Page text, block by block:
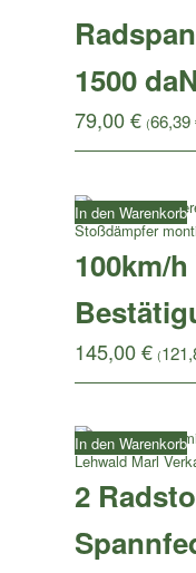
1500
79,00€ (66,39
100km/
145,00€ (
In den Warenkorb
2
In den Warenkorb